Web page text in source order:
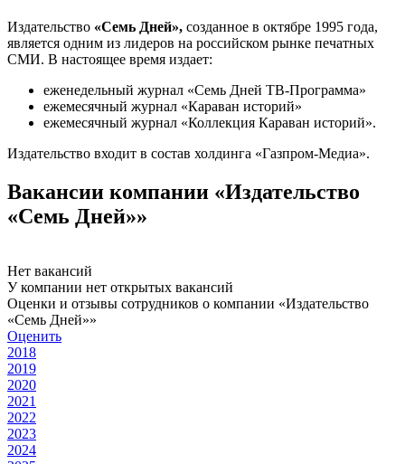
Издательство «Семь Дней», созданное в октябре 1995 года,
является одним из лидеров на российском рынке печатных
СМИ. В настоящее время издает:
еженедельный журнал «Семь Дней ТВ-Программа»
ежемесячный журнал «Караван историй»
ежемесячный журнал «Коллекция Караван историй».
Издательство входит в состав холдинга «Газпром-Медиа».
Вакансии компании «Издательство
«Семь Дней»»
Нет вакансий
У компании нет открытых вакансий
Оценки и отзывы сотрудников о компании «Издательство
«Семь Дней»»
Оценить
2018
2019
2020
2021
2022
2023
2024